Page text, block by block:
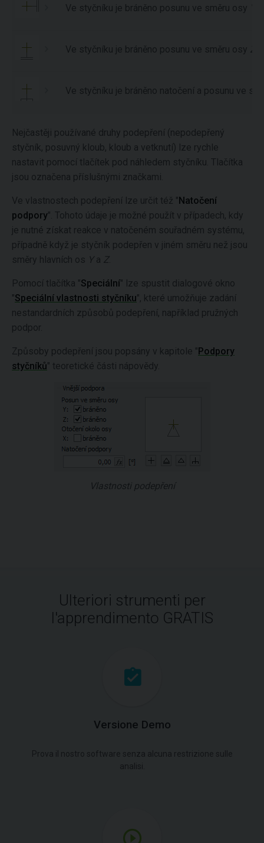
Ve styčníku je bráněno posunu ve směru osy
Ve styčníku je bráněno posunu ve směru osy Z
Ve styčníku je bráněno natočení a posunu ve
Nejčastěji používané druhy podepření (nepodepřený
styčník, posuvný kloub, kloub a vetknutí) lze rychle
nastavit pomocí tlačítek pod náhledem styčníku. Tlačítka
jsou označena příslušnými značkami.
Ve vlastnostech podepření lze určit též "Natočení
podpory". Tohoto údaje je možné použít v případech, kdy
je nutné získat reakce v natočeném souřadném systému,
případně když je styčník podepřen v jiném směru než jsou
směry hlavních os Ya Z.
Pomocí tlačítka "Speciální" lze spustit dialogové okno
"Speciální vlastnosti styčníku", které umožňuje zadání
nestandardních způsobů podepření, například pružných
podpor.
Způsoby podepření jsou popsány v kapitole "Podpory
styčníků" teoretické části nápovědy.
Vlastnosti podepření
Ulteriori strumenti per
l'apprendimento GRATIS
Versione Demo
Prova il nostro software senza alcuna restrizione sulle
analisi.